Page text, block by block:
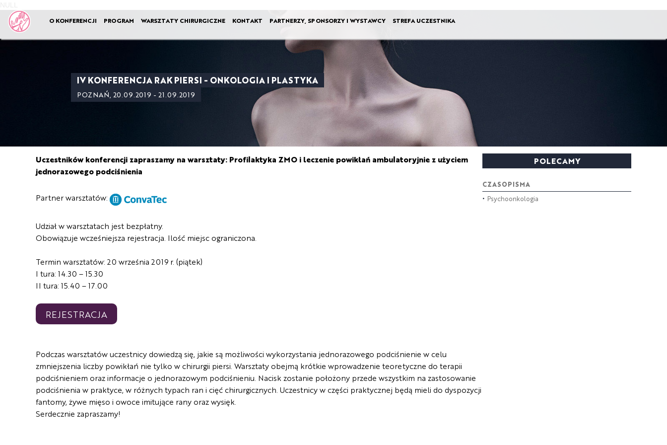
O KONFERENCJI
PROGRAM WARSZTATY CHIRURGICZNE KONTAKT PARTNERZY, SPONSORZY I WYSTAWCY STREFA UCZESTNIKA
IV KONFERENCJA RAK PIERSI - ONKOLOGIA I PLASTYKA
POZNAŃ, 20.09.2019 - 21.09.2019
Uczestników konferencji zapraszamy na warsztaty: Profilaktyka ZMO i leczenie powikłań ambulatoryjnie z użyciem
jednorazowego podciśnienia
Partner warsztatów:
Udział w warsztatach jest bezpłatny.
Obowiązuje wcześniejsza rejestracja. Ilość miejsc ograniczona.
Termin warsztatów: 20 września 2019 r. (piątek)
I tura: 14.30 – 15.30
II tura: 15.40 – 17.00
REJESTRACJA
Podczas warsztatów uczestnicy dowiedzą się, jakie są możliwości wykorzystania jednorazowego podciśnienie w celu
zmniejszenia liczby powikłań nie tylko w chirurgii piersi. Warsztaty obejmą krótkie wprowadzenie teoretyczne do terapii
podciśnieniem oraz informacje o jednorazowym podciśnieniu. Nacisk zostanie położony przede wszystkim na zastosowanie
podciśnienia w praktyce, w różnych typach ran i cięć chirurgicznych. Uczestnicy w części praktycznej będą mieli do dyspozycji
fantomy, żywe mięso i owoce imitujące rany oraz wysięk.
Serdecznie zapraszamy!
POLECAMY
CZASOPISMA
• Psychoonkologia